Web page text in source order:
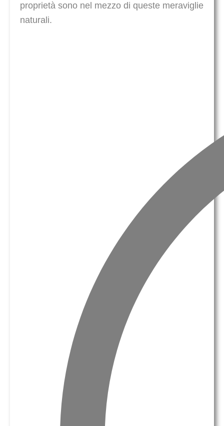
proprietà sono nel mezzo di queste meraviglie
naturali.